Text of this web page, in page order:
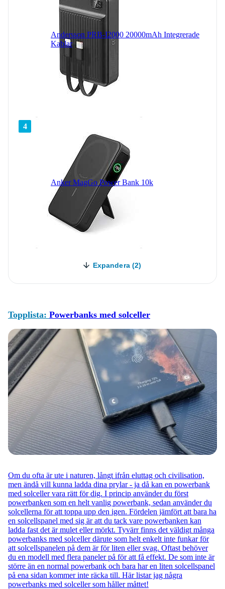
Andersson PRB-I2000 20000mAh Integrerade
Kablar
4
Anker MagGo Power Bank 10k
Expandera (2)
Topplista: Powerbanks med solceller
Om du ofta är ute i naturen, långt ifrån eluttag och civilisation,
men ändå vill kunna ladda dina prylar - ja då kan en powerbank
med solceller vara rätt för dig. I princip använder du först
powerbanken som en helt vanlig powerbank, sedan använder du
solcellerna för att toppa upp den igen. Fördelen jämfört att bara ha
en solcellspanel med sig är att du tack vare powerbanken kan
ladda fast det är mulet eller mörkt. Tyvärr finns det väldigt många
powerbanks med solceller därute som helt enkelt inte funkar för
att solcellspanelen på dem är för liten eller svag. Oftast behöver
du en modell med flera paneler på för att få effekt. De som inte är
större än en normal powerbank och bara har en liten solcellspanel
på ena sidan kommer inte räcka till. Här listar jag några
powerbanks med solceller som håller måttet!